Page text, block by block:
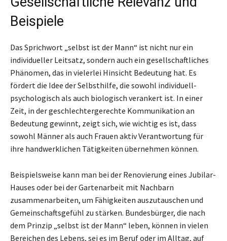
Beispiele
Das Sprichwort „selbst ist der Mann“ ist nicht nur ein
individueller Leitsatz, sondern auch ein gesellschaftliches
Phänomen, das in vielerlei Hinsicht Bedeutung hat. Es
fördert die Idee der Selbsthilfe, die sowohl individuell-
psychologisch als auch biologisch verankert ist. In einer
Zeit, in der geschlechtergerechte Kommunikation an
Bedeutung gewinnt, zeigt sich, wie wichtig es ist, dass
sowohl Männer als auch Frauen aktiv Verantwortung für
ihre handwerklichen Tätigkeiten übernehmen können.
Beispielsweise kann man bei der Renovierung eines Jubilar-
Hauses oder bei der Gartenarbeit mit Nachbarn
zusammenarbeiten, um Fähigkeiten auszutauschen und
Gemeinschaftsgefühl zu stärken. Bundesbürger, die nach
dem Prinzip „selbst ist der Mann“ leben, können in vielen
Bereichen des Lebens, sei es im Beruf oder im Alltag, auf